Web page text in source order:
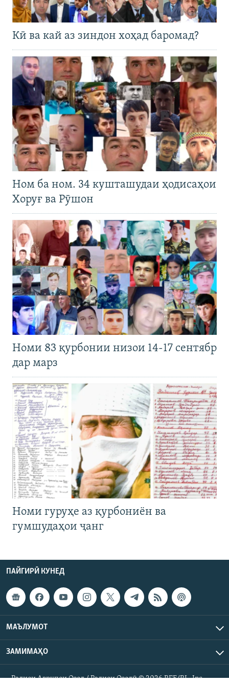
Кӣ ва кай аз зиндон хоҳад баромад?
Ном ба ном. 34 кушташудаи ҳодисаҳои
Хоруғ ва Рӯшон
Номи 83 қурбонии низои 14-17 сентябр
дар марз
Номи гуруҳе аз қурбониён ва
гумшудаҳои ҷанг
ПАЙГИРӢ КУНЕД
МАЪЛУМОТ
ЗАМИМАҲО
Радиои Аврупои Озод / Радиои Озодӣ © 2026 RFE/RL. Inc.